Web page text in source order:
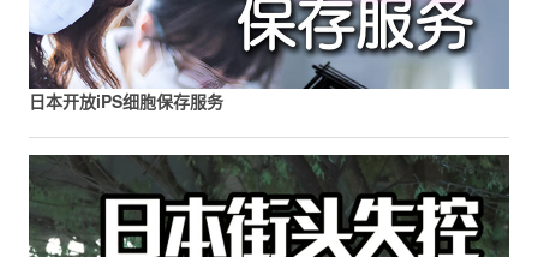
日本开放iPS细胞保存服务